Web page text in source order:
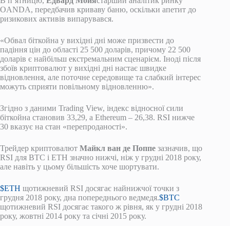
OANDA, передбачив криваву баню, оскільки апетит до
ризикових активів випарувався.
«Обвал біткойна у вихідні дні може призвести до
падіння цін до області 25 500 доларів, причому 22 500
доларів є найбільш екстремальним сценарієм. Іноді після
збоїв криптовалют у вихідні дні настає швидке
відновлення, але поточне середовище та слабкий інтерес
можуть сприяти повільному відновленню».
Згідно з даними Trading View, індекс відносної сили
біткойна становив 33,29, а Ethereum – 26,38. RSI нижче
30 вказує на стан «перепроданості».
Трейдер криптовалют Майкл ван де Поппе зазначив, що
RSI для BTC і ETH значно нижчі, ніж у грудні 2018 року,
але навіть у цьому більшість хоче шортувати.
$ETH щотижневий RSI досягає найнижчої точки з
грудня 2018 року, дна попереднього ведмедя.$BTC
щотижневий RSI досягає такого ж рівня, як у грудні 2018
року, жовтні 2014 року та січні 2015 року.